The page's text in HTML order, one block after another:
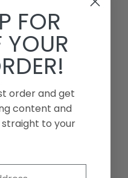
FOR
YOUR
order and get
content and
straight to your